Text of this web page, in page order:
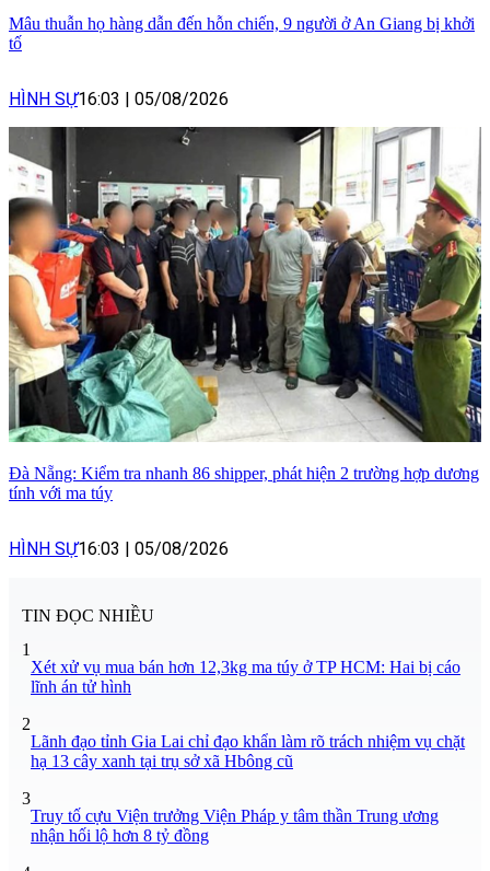
Mâu thuẫn họ hàng dẫn đến hỗn chiến, 9 người ở An Giang bị khởi
tố
HÌNH SỰ16:03 05/08/2026
Đà Nẵng: Kiểm tra nhanh 86 shipper, phát hiện 2 trường hợp dương
tính với ma túy
HÌNH SỰ16:03 05/08/2026
TIN ĐỌC NHIỀU
1
Xét xử vụ mua bán hơn 12,3kg ma túy ở TP HCM: Hai bị cáo
lĩnh án tử hình
2
Lãnh đạo tỉnh Gia Lai chỉ đạo khẩn làm rõ trách nhiệm vụ chặt
hạ 13 cây xanh tại trụ sở xã Hbông cũ
3
Truy tố cựu Viện trưởng Viện Pháp y tâm thần Trung ương
nhận hối lộ hơn 8 tỷ đồng